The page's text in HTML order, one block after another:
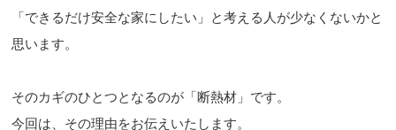
「できるだけ安全な家にしたい」と考える人が少なくないかと
思います。
そのカギのひとつとなるのが「断熱材」です。
今回は、その理由をお伝えいたします。